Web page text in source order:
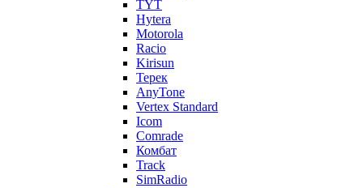
TYT
Hytera
Motorola
Racio
Kirisun
Терек
AnyTone
Vertex Standard
Icom
Comrade
Комбат
Track
SimRadio